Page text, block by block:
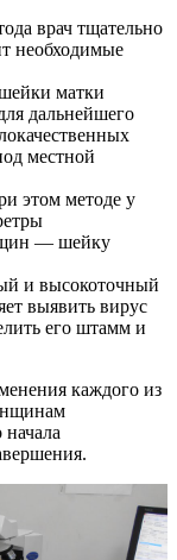
врач тщательно
необходимые
матки
дальнейшего
местной
этом методе у
— шейку
и высокоточный
выявить вирус
его штамм и
каждого из